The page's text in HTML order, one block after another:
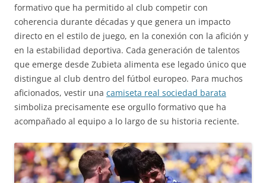
formativo que ha permitido al club competir con
coherencia durante décadas y que genera un impacto
directo en el estilo de juego, en la conexión con la afición y
en la estabilidad deportiva. Cada generación de talentos
que emerge desde Zubieta alimenta ese legado único que
distingue al club dentro del fútbol europeo. Para muchos
aficionados, vestir una camiseta real sociedad barata
simboliza precisamente ese orgullo formativo que ha
acompañado al equipo a lo largo de su historia reciente.